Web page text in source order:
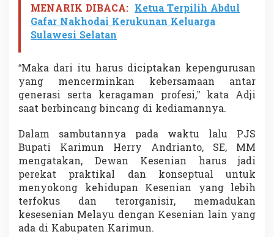
MENARIK DIBACA: Ketua Terpilih Abdul
Gafar Nakhodai Kerukunan Keluarga
Sulawesi Selatan
“Maka dari itu harus diciptakan kepengurusan
yang mencerminkan kebersamaan antar
generasi serta keragaman profesi,” kata Adji
saat berbincang bincang di kediamannya.
Dalam sambutannya pada waktu lalu PJS
Bupati Karimun Herry Andrianto, SE, MM
mengatakan, Dewan Kesenian harus jadi
perekat praktikal dan konseptual untuk
menyokong kehidupan Kesenian yang lebih
terfokus dan terorganisir, memadukan
kesesenian Melayu dengan Kesenian lain yang
ada di Kabupaten Karimun.